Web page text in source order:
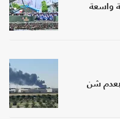
واسعة
بعدم شن